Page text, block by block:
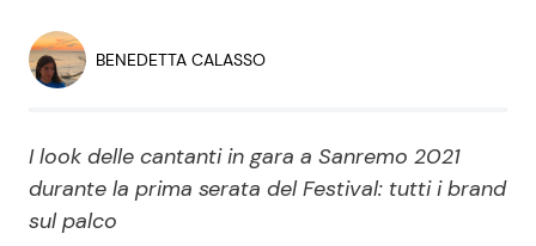
Economia
Persone Scomparse
Politica
Programmi TV
BENEDETTA CALASSO
I look delle cantanti in gara a Sanremo 2021
durante la prima serata del Festival: tutti i brand
sul palco